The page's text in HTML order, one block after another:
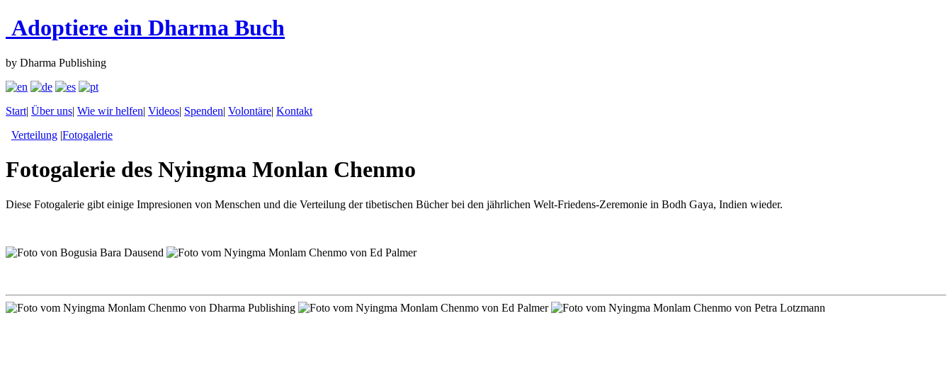
Adoptiere ein Dharma Buch
by Dharma Publishing
Start| Über uns| Wie wir helfen| Videos| Spenden| Volontäre| Kontakt
Verteilung |Fotogalerie
Fotogalerie des Nyingma Monlan Chenmo
Diese Fotogalerie gibt einige Impresionen von Menschen und die Verteilung der tibetischen Bücher bei den jährlichen Welt-Friedens-Zeremonie in Bodh Gaya, Indien wieder.